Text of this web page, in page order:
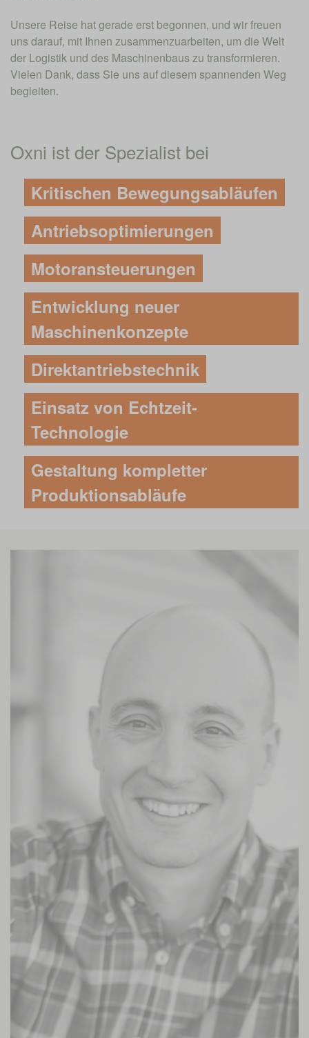
Unsere Reise hat gerade erst begonnen, und wir freuen
uns darauf, mit Ihnen zusammenzuarbeiten, um die Welt
der Logistik und des Maschinenbaus zu transformieren.
Vielen Dank, dass Sie uns auf diesem spannenden Weg
begleiten.
Oxni ist der Spezialist bei
Kritischen Bewegungsabläufen
Antriebsoptimierungen
Motoransteuerungen
Entwicklung neuer
Maschinenkonzepte
Direktantriebstechnik
Einsatz von Echtzeit-
Technologie
Gestaltung kompletter
Produktionsabläufe